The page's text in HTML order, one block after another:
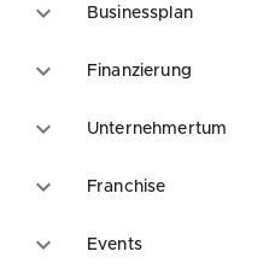
Businessplan
Finanzierung
Unternehmertum
Franchise
Events